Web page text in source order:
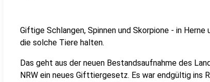
Giftige Schlangen, Spinnen und Skorpione - in
die solche Tiere halten.
Das geht aus der neuen Bestandsaufnahme des
NRW ein neues Gifttiergesetz. Es war endgültig ins